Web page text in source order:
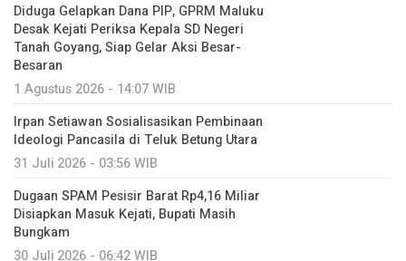
Diduga Gelapkan Dana PIP, GPRM Maluku
Desak Kejati Periksa Kepala SD Negeri
Tanah Goyang, Siap Gelar Aksi Besar-
Besaran
1 Agustus 2026 - 14:07 WIB
Irpan Setiawan Sosialisasikan Pembinaan
Ideologi Pancasila di Teluk Betung Utara
31 Juli 2026 - 03:56 WIB
Dugaan SPAM Pesisir Barat Rp4,16 Miliar
Disiapkan Masuk Kejati, Bupati Masih
Bungkam
30 Juli 2026 - 06:42 WIB